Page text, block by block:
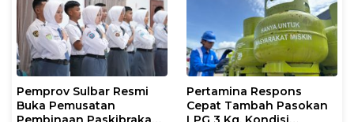
Pemprov Sulbar Resmi
Buka Pemusatan
Pertamina Respons
Cepat Tambah Pasokan